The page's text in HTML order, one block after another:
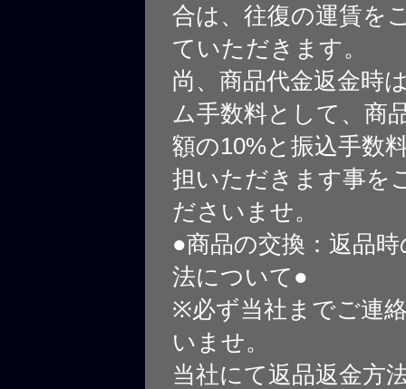
合は、往復の運賃を
ていただきます。
尚、商品代金返金時
ム手数料として、商
額の10%と振込手数
担いただきます事を
ださいませ。
●商品の交換：返品
法について●
※必ず当社までご連
いませ。
当社にて返品返金方